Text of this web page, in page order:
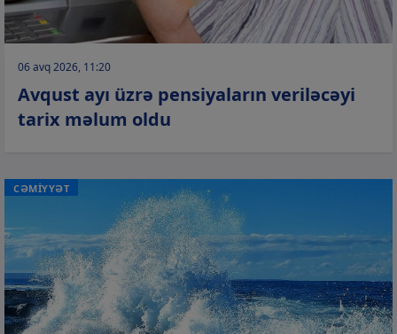
06 avq 2026, 11:20
Avqust ayı üzrə pensiyaların veriləcəyi
tarix məlum oldu
CƏMİYYƏT